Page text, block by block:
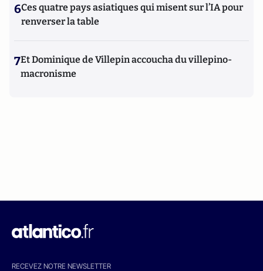
6Ces quatre pays asiatiques qui misent sur l’IA pour
renverser la table
7Et Dominique de Villepin accoucha du villepino-
macronisme
RECEVEZ NOTRE NEWSLETTER